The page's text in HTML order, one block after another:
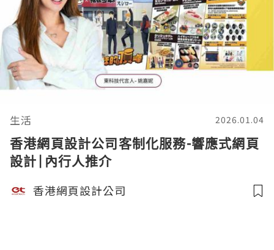
生活 2026.01.04
香港網頁設計公司客制化服務-響應式網頁
設計|內行人推介
香港網頁設計公司